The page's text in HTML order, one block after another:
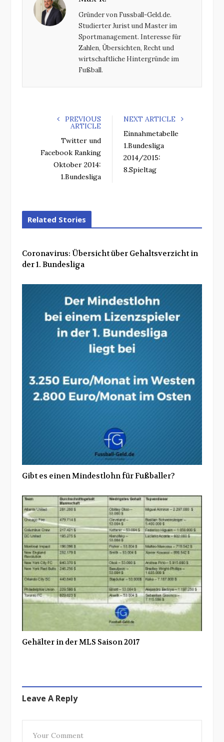
Gründer von Fussball-Geld.de.
Studierter Jurist und Master im
Sportmanagement. Interesse für
Zahlen, Übersichten, Recht und
wirtschaftliche Hintergründe im
Fußball.
PREVIOUS
ARTICLE
Twitter und
Facebook Ranking
Oktober 2014:
1.Bundesliga
NEXT ARTICLE
Einnahmetabelle
1.Bundesliga
2014/2015:
8.Spieltag
Related Stories
Coronavirus: Übersicht über Gehaltsverzicht in
der 1. Bundesliga
Gibt es einen Mindestlohn für Fußballer?
Gehälter in der MLS Saison 2017
Leave A Reply